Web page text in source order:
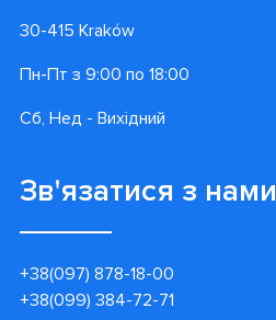
30-415 Kraków
Пн-Пт з 9:00 по 18:00
Сб, Нед - Вихідний
Зв'язатися з нами
+38(097) 878-18-00
+38(099) 384-72-71